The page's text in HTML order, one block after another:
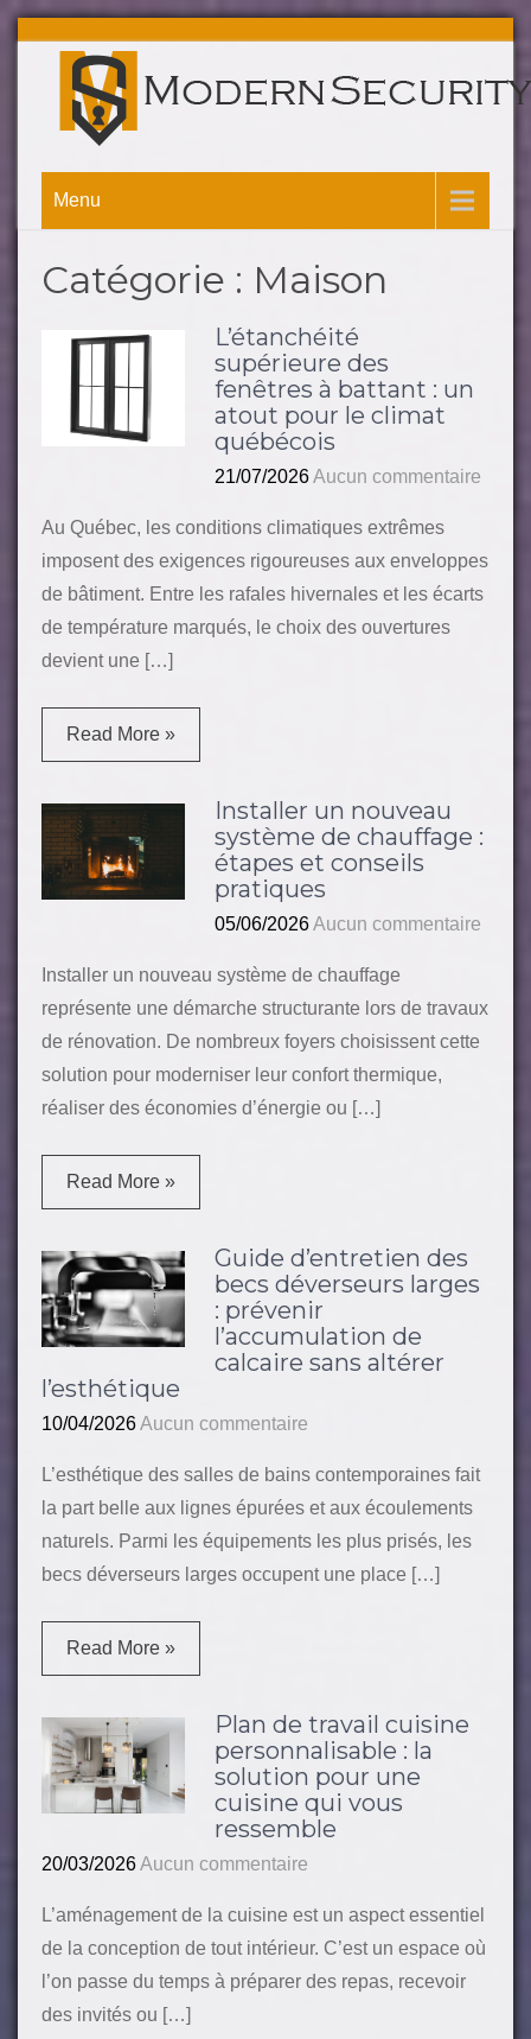
Menu
Catégorie : Maison
L’étanchéité
supérieure des
fenêtres à battant : un
atout pour le climat
québécois
21/07/2026Aucun commentaire
Au Québec, les conditions climatiques extrêmes
imposent des exigences rigoureuses aux enveloppes
de bâtiment. Entre les rafales hivernales et les écarts
de température marqués, le choix des ouvertures
devient une […]
Read More »
Installer un nouveau
système de chauffage :
étapes et conseils
pratiques
05/06/2026Aucun commentaire
Installer un nouveau système de chauffage
représente une démarche structurante lors de travaux
de rénovation. De nombreux foyers choisissent cette
solution pour moderniser leur confort thermique,
réaliser des économies d’énergie ou […]
Read More »
Guide d’entretien des
becs déverseurs larges
: prévenir
l’accumulation de
calcaire sans altérer
l’esthétique
10/04/2026Aucun commentaire
L’esthétique des salles de bains contemporaines fait
la part belle aux lignes épurées et aux écoulements
naturels. Parmi les équipements les plus prisés, les
becs déverseurs larges occupent une place […]
Read More »
Plan de travail cuisine
personnalisable : la
solution pour une
cuisine qui vous
ressemble
20/03/2026Aucun commentaire
L’aménagement de la cuisine est un aspect essentiel
de la conception de tout intérieur. C’est un espace où
l’on passe du temps à préparer des repas, recevoir
des invités ou […]